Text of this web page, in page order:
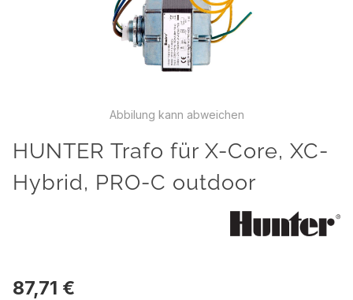
Abbilung kann abweichen
HUNTER Trafo für X-Core, XC-
Hybrid, PRO-C outdoor
87,71 €